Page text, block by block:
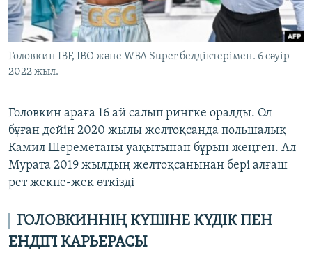
Головкин IBF, IBO және WBA Super белдіктерімен. 6 сәуір
2022 жыл.
Головкин араға 16 ай салып рингке оралды. Ол
бұған дейін 2020 жылы желтоқсанда польшалық
Камил Шереметаны уақытынан бұрын жеңген. Ал
Мурата 2019 жылдың желтоқсанынан бері алғаш
рет жекпе-жек өткізді
ГОЛОВКИННІҢ КҮШІНЕ КҮДІК ПЕН
ЕНДІГІ КАРЬЕРАСЫ